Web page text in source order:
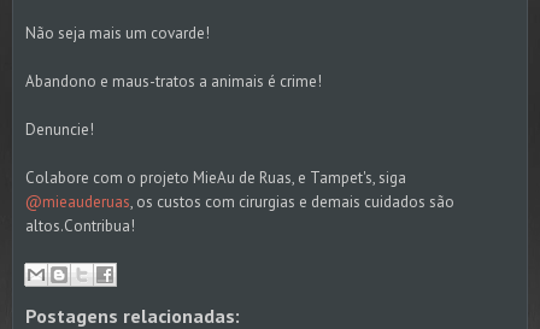
Não seja mais um covarde!
Abandono e maus-tratos a animais é crime!
Denuncie!
Colabore com o projeto MieAu de Ruas, e Tampet's, siga
@mieauderuas, os custos com cirurgias e demais cuidados são
altos.Contribua!
Postagens relacionadas: